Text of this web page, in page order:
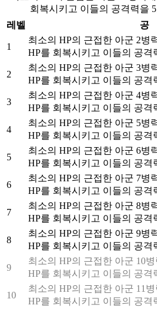
회복시키고 이들의 공격력을
레벨
공
1
최소의 HP의 근접한 아군 2병
HP를 회복시키고 이들의 공격
2
최소의 HP의 근접한 아군 3병
HP를 회복시키고 이들의 공격
3
최소의 HP의 근접한 아군 4병
HP를 회복시키고 이들의 공격
4
최소의 HP의 근접한 아군 5병
HP를 회복시키고 이들의 공격
5
최소의 HP의 근접한 아군 6병
HP를 회복시키고 이들의 공격
6
최소의 HP의 근접한 아군 7병
HP를 회복시키고 이들의 공격
7
최소의 HP의 근접한 아군 8병
HP를 회복시키고 이들의 공격
8
최소의 HP의 근접한 아군 9병
HP를 회복시키고 이들의 공격
9
최소의 HP의 근접한 아군 10
HP를 회복시키고 이들의 공격
10
최소의 HP의 근접한 아군 11
HP를 회복시키고 이들의 공격